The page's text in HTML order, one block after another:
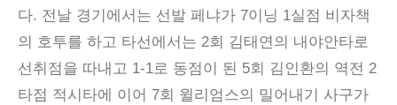
다. 전날 경기에서는 선발 페냐가 7이닝 1실점 비자책
의 호투를 하고 타선에서는 2회 김태연의 내야안타로
선취점을 따내고 1-1로 동점이 된 5회 김인환의 역전 2
타점 적시타에 이어 7회 윌리엄스의 밀어내기 사구가